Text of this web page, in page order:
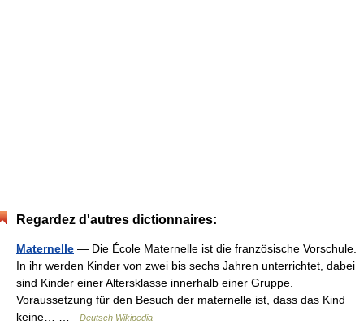
Regardez d'autres dictionnaires:
Maternelle — Die École Maternelle ist die französische Vorschule.
In ihr werden Kinder von zwei bis sechs Jahren unterrichtet, dabei
sind Kinder einer Altersklasse innerhalb einer Gruppe.
Voraussetzung für den Besuch der maternelle ist, dass das Kind
keine… …
Deutsch Wikipedia